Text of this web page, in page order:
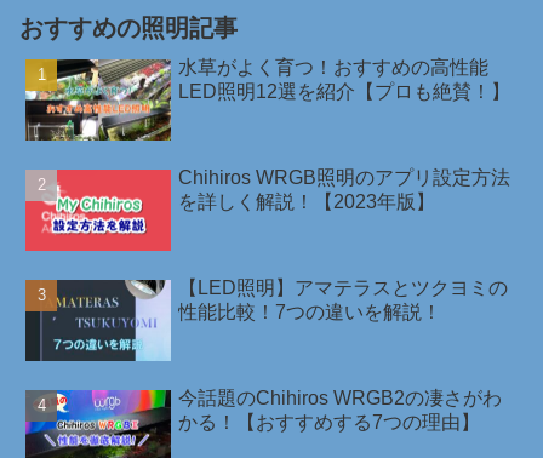
おすすめの照明記事
水草がよく育つ！おすすめの高性能
LED照明12選を紹介【プロも絶賛！】
Chihiros WRGB照明のアプリ設定方法
を詳しく解説！【2023年版】
【LED照明】アマテラスとツクヨミの
性能比較！7つの違いを解説！
今話題のChihiros WRGB2の凄さがわ
かる！【おすすめする7つの理由】